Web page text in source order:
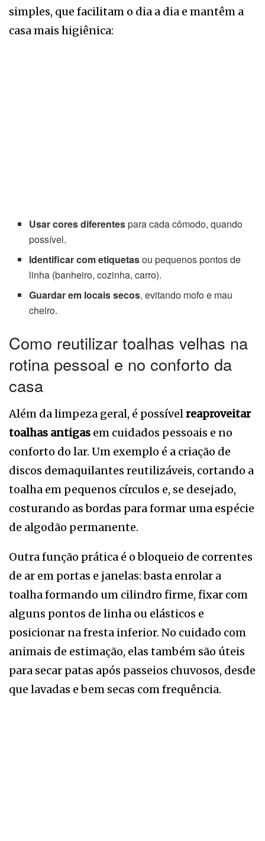
simples, que facilitam o dia a dia e mantêm a
casa mais higiênica:
Usar cores diferentespara cada cômodo, quando
possível.
Identificar com etiquetasou pequenos pontos de
linha (banheiro, cozinha, carro).
Guardar em locais secos, evitando mofo e mau
cheiro.
Como reutilizar toalhas velhas na
rotina pessoal e no conforto da
casa
Além da limpeza geral, é possível reaproveitar
toalhas antigas em cuidados pessoais e no
conforto do lar. Um exemplo é a criação de
discos demaquilantes reutilizáveis, cortando a
toalha em pequenos círculos e, se desejado,
costurando as bordas para formar uma espécie
de algodão permanente.
Outra função prática é o bloqueio de correntes
de ar em portas e janelas: basta enrolar a
toalha formando um cilindro firme, fixar com
alguns pontos de linha ou elásticos e
posicionar na fresta inferior. No cuidado com
animais de estimação, elas também são úteis
para secar patas após passeios chuvosos, desde
que lavadas e bem secas com frequência.